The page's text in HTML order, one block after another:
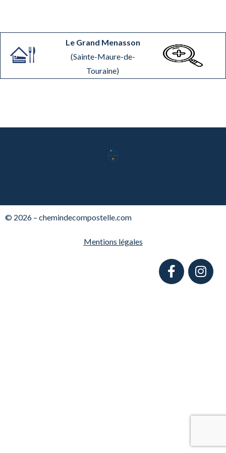
Le Grand Menasson
(Sainte-Maure-de-
Touraine)
© 2026 – chemindecompostelle.com
Mentions légales